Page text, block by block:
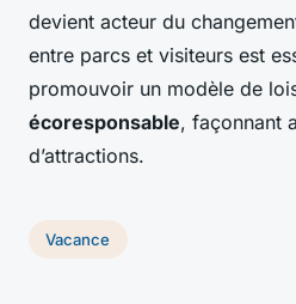
devient acteur du
entre parcs et visiteurs est
promouvoir un modèle de
écoresponsable, façonnant
d’attractions.
Vacance